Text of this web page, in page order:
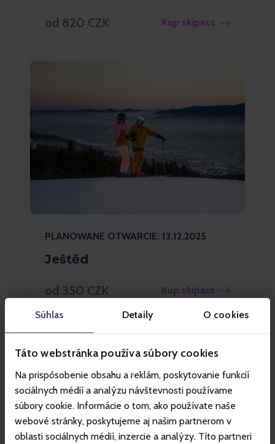
Súhlas Detaily O cookies
Táto webstránka používa súbory cookies
Na prispôsobenie obsahu a reklám, poskytovanie funkcií
sociálnych médií a analýzu návštevnosti používame
súbory cookie. Informácie o tom, ako používate naše
webové stránky, poskytujeme aj našim partnerom v
oblasti sociálnych médií, inzercie a analýzy. Títo partneri
od 820 CZK Kup skipass
PLANOWANE OTWARCIE: 13.12.2025
Ještěd
od 350 CZK Kup skipass